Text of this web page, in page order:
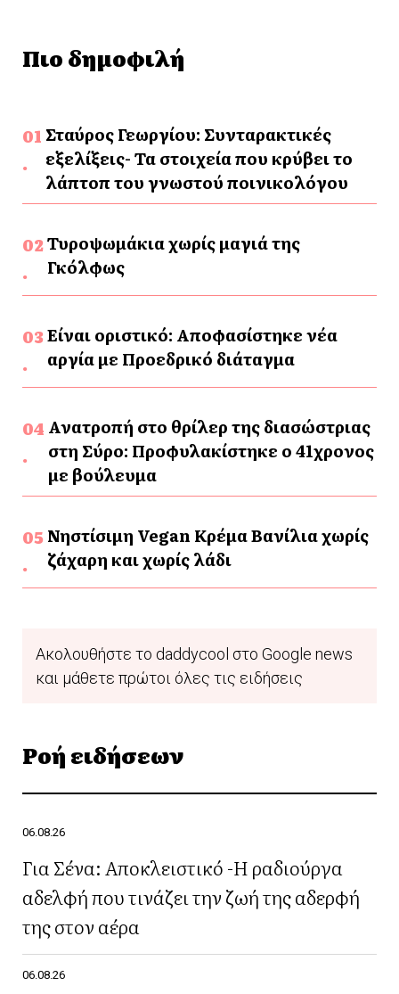
Πιο δημοφιλή
Σταύρος Γεωργίου: Συνταρακτικές
εξελίξεις- Τα στοιχεία που κρύβει το
λάπτοπ του γνωστού ποινικολόγου
Τυροψωμάκια χωρίς μαγιά της
Γκόλφως
Είναι οριστικό: Αποφασίστηκε νέα
αργία με Προεδρικό διάταγμα
Ανατροπή στο θρίλερ της διασώστριας
στη Σύρο: Προφυλακίστηκε ο 41χρονος
με βούλευμα
Νηστίσιμη Vegan Κρέμα Βανίλια χωρίς
ζάχαρη και χωρίς λάδι
Ακολουθήστε το daddycool στο Google news
και μάθετε πρώτοι όλες τις ειδήσεις
Ροή ειδήσεων
06.08.26
Για Σένα: Αποκλειστικό -Η ραδιούργα
αδελφή που τινάζει την ζωή της αδερφή
της στον αέρα
06.08.26